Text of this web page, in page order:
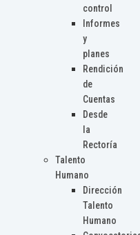
control
Informes
y
planes
Rendición
de
Cuentas
Desde
la
Rectoría
Talento
Humano
Dirección
Talento
Humano